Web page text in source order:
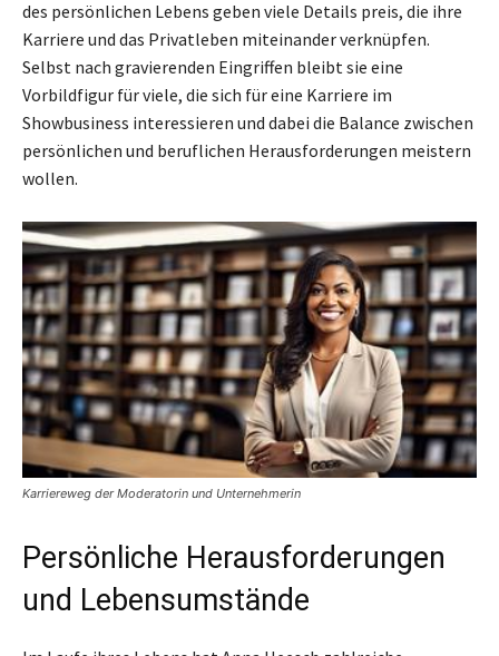
des persönlichen Lebens geben viele Details preis, die ihre
Karriere und das Privatleben miteinander verknüpfen.
Selbst nach gravierenden Eingriffen bleibt sie eine
Vorbildfigur für viele, die sich für eine Karriere im
Showbusiness interessieren und dabei die Balance zwischen
persönlichen und beruflichen Herausforderungen meistern
wollen.
Karriereweg der Moderatorin und Unternehmerin
Persönliche Herausforderungen
und Lebensumstände